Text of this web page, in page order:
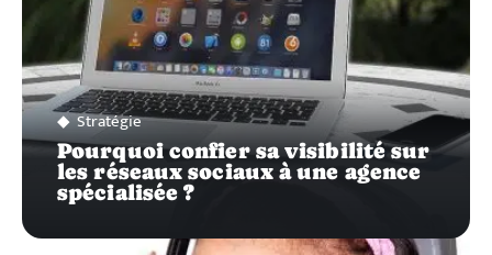
Stratégie
Pourquoi confier sa visibilité sur
les réseaux sociaux à une agence
spécialisée ?